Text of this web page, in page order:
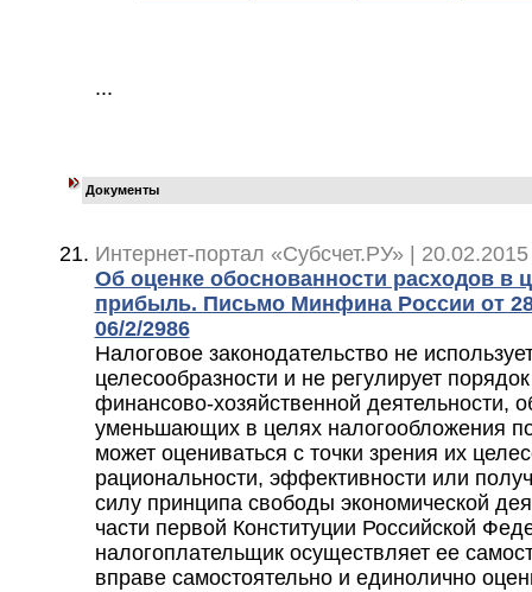
...
Документы
Интернет-портал «Субсчет.РУ» |
Об оценке обоснованности расходов в
прибыль. Письмо Минфина России от
06/2/2986
Налоговое законодательство не
целесообразности и не регулирует
финансово-хозяйственной деятельности,
уменьшающих в целях налогообложения
может оцениваться с точки зрения их
рациональности, эффективности или
силу принципа свободы экономической
части первой Конституции Российской
налогоплательщик осуществляет ее
вправе самостоятельно и единолично